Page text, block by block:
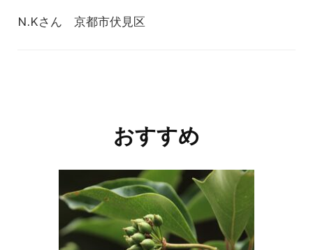
N.Kさん 京都市伏見区
おすすめ